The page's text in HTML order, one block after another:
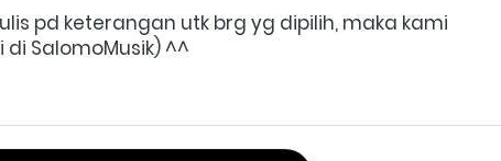
pd keterangan utk brg yg dipilih, maka kami
SalomoMusik) ^^